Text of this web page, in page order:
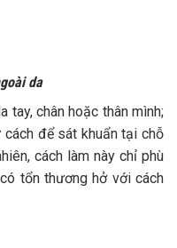
da
tay, chân hoặc thân mình;
để sát khuẩn tại chỗ
cách làm này chỉ phù
tổn thương hở với cách